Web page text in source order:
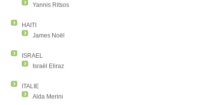
Yannis Ritsos
HAITI
James Noël
ISRAEL
Israël Eliraz
ITALIE
Alda Merini